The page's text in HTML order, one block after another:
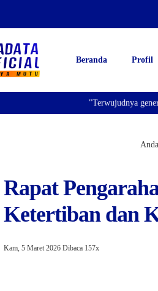
Beranda Profil
"Terwujudnya
Rapat
Ketertiban dan
Kam, 5 Maret 2026 Dibaca 157x